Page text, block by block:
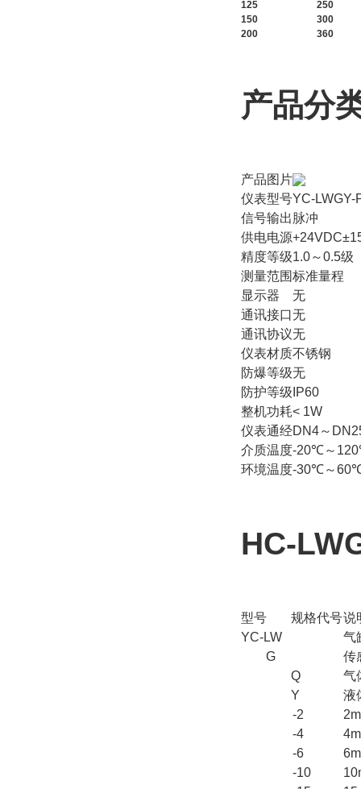
125
250
150
300
200
360
产品分
产品图片
仪表型号YC-LWGY-
信号输出 脉冲
供电电源
精度等级1.0～0.5级
测量范围标准量程
显示器
无
通讯接口无
通讯协议无
仪表材质不锈钢
防爆等级无
防护等级 IP60
整机功耗< 1W
仪表通经DN4～
介质温度-20℃～
环境温度-30℃～
HC-
型号 规格代号说
YC-LW
气
G
传
Q
气
Y
液
-2
-4
-6
-10